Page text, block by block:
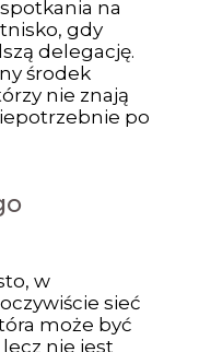
na
gdy
delegację.
środek
nie znają
po
w
sieć
może być
nie jest